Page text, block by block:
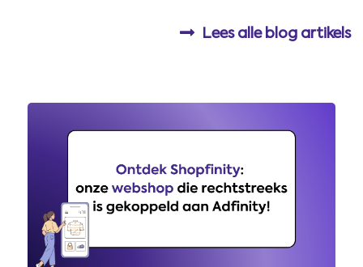
Lees alle blog artikels